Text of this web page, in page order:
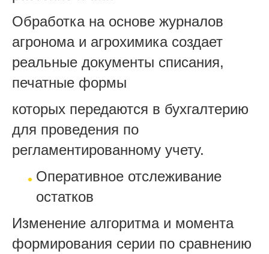
Обработка на основе журналов
агронома и агрохимика создает
реальные документы списания,
печатные формы
которых передаются в бухгалтерию
для проведения по
регламентированному учету.
Оперативное отслеживание
остатков
Изменение алгоритма и момента
формирования серии по сравнению